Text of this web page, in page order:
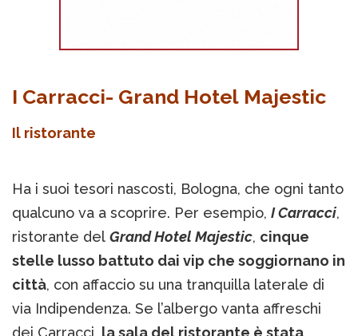
I Carracci- Grand Hotel Majestic
Il ristorante
Ha i suoi tesori nascosti, Bologna, che ogni tanto
qualcuno va a scoprire. Per esempio, I Carracci,
ristorante del Grand Hotel Majestic, cinque
stelle lusso battuto dai vip che soggiornano in
città, con affaccio su una tranquilla laterale di
via Indipendenza. Se l’albergo vanta affreschi
dei Carracci, la sala del ristorante è stata